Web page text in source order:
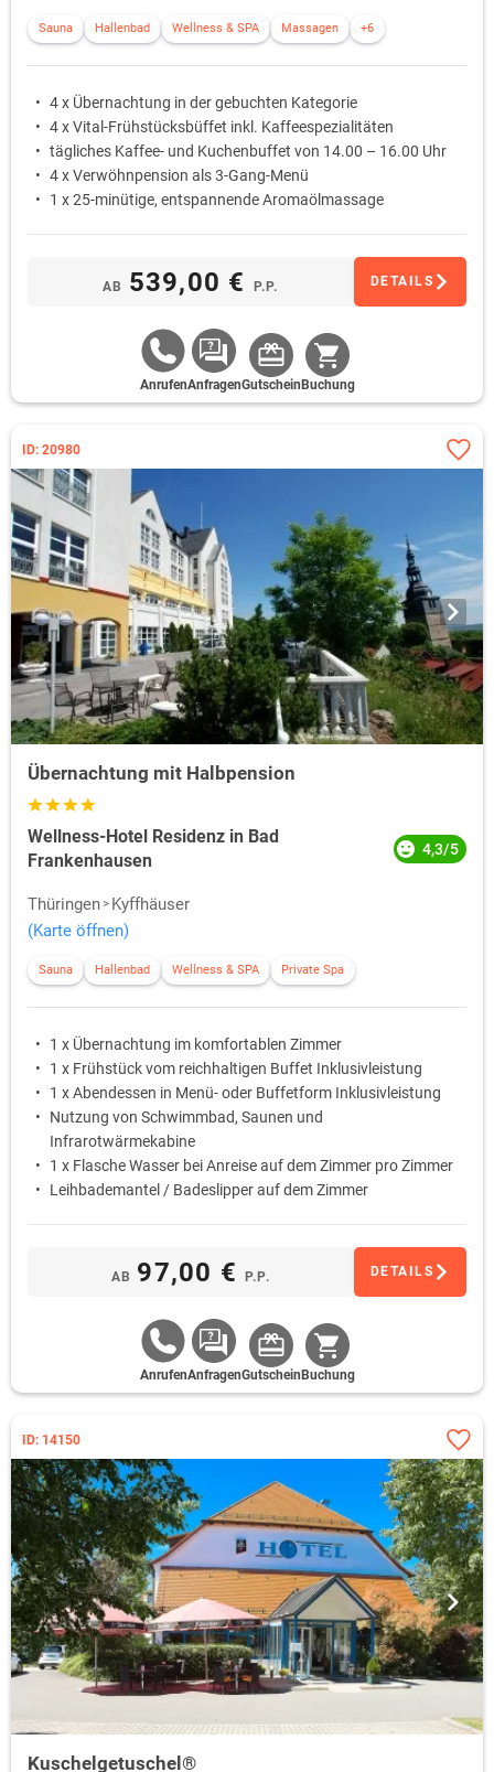
Sauna Hallenbad Wellness & SPA Massagen +6
4 x Übernachtung in der gebuchten Kategorie
4 x Vital-Frühstücksbüffet inkl. Kaffeespezialitäten
tägliches Kaffee- und Kuchenbuffet von 14.00 – 16.00 Uhr
4 x Verwöhnpension als 3-Gang-Menü
1 x 25-minütige, entspannende Aromaölmassage
AB 539,00 € P.P. DETAILS
AnrufenAnfragenGutschein Buchung
ID: 20980
Übernachtung mit Halbpension
Wellness-Hotel Residenz in Bad
Frankenhausen
4,3/5
Thüringen
Kyffhäuser
(Karte öffnen)
Sauna Hallenbad Wellness & SPA Private Spa
1 x Übernachtung im komfortablen Zimmer
1 x Frühstück vom reichhaltigen Buffet Inklusivleistung
1 x Abendessen in Menü- oder Buffetform Inklusivleistung
Nutzung von Schwimmbad, Saunen und
Infrarotwärmekabine
1 x Flasche Wasser bei Anreise auf dem Zimmer pro Zimmer
Leihbademantel / Badeslipper auf dem Zimmer
AB 97,00 € P.P. DETAILS
AnrufenAnfragenGutschein Buchung
ID: 14150
Kuschelgetuschel®